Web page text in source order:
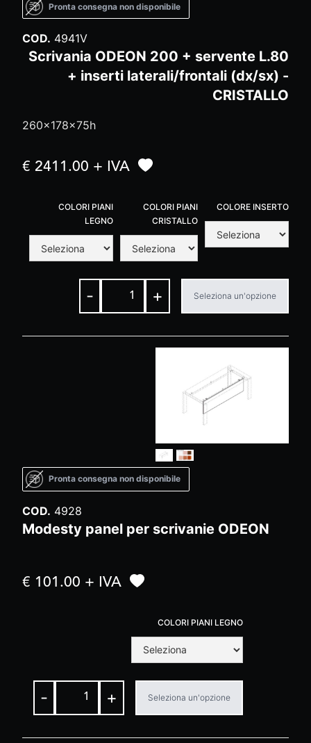
Pronta consegna non disponibile
COD. 4941V
Scrivania ODEON 200 + servente L.80
+ inserti laterali/frontali (dx/sx) -
CRISTALLO
260x178x75h
€ 2411.00 + IVA
COLORI PIANI
LEGNO
COLORI PIANI
CRISTALLO
COLORE INSERTO
- + Seleziona un'opzione
Pronta consegna non disponibile
COD. 4928
Modesty panel per scrivanie ODEON
€ 101.00 + IVA
COLORI PIANI LEGNO
- + Seleziona un'opzione